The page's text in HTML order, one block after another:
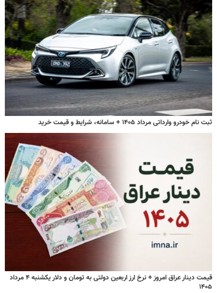
ثبت نام خودرو وارداتی مرداد ۱۴۰۵ + سامانه، شرایط و قیمت خرید
قیمت دینار عراق امروز + نرخ ارز اربعین دولتی به تومان و دلار یکشنبه ۴ مرداد
۱۴۰۵